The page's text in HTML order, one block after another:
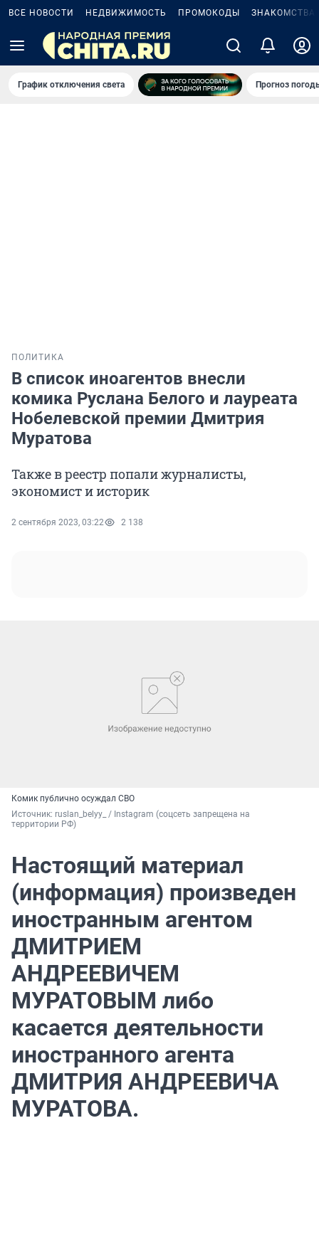
ВСЕ НОВОСТИ НЕДВИЖИМОСТЬ ПРОМОКОДЫ ЗНАКОМСТВА
График отключения света Прогноз
ПОЛИТИКА
В список иноагентов внесли
комика Руслана Белого и лауреата
Нобелевской премии Дмитрия
Муратова
Также в реестр попали журналисты,
экономист и историк
2 сентября 2023, 03:22 2 138
Комик публично осуждал СВО
Источник: ruslan_belyy_ / Instagram (соцсеть запрещена на
территории РФ)
Настоящий материал
(информация) произведен
иностранным агентом
ДМИТРИЕМ
АНДРЕЕВИЧЕМ
МУРАТОВЫМ либо
касается деятельности
иностранного агента
ДМИТРИЯ АНДРЕЕВИЧА
МУРАТОВА.